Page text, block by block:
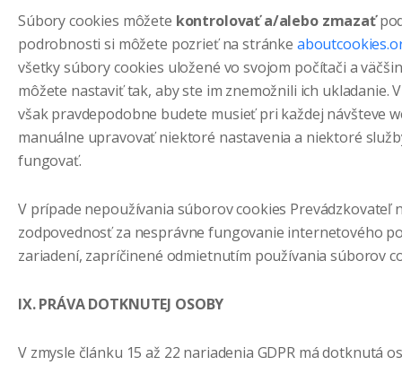
Súbory cookies môžete kontrolovať a/alebo zmazať
podrobnosti si môžete pozrieť na stránke
všetky súbory cookies uložené vo svojom počítači a
môžete nastaviť tak, aby ste im znemožnili ich ukladanie.
však pravdepodobne budete musieť pri každej návšteve
manuálne upravovať niektoré nastavenia a niektoré
fungovať.
V prípade nepoužívania súborov cookies Prevádzkovateľ
zodpovednosť za nesprávne fungovanie internetového
zariadení, zapríčinené odmietnutím používania súborov
IX. PRÁVA DOTKNUTEJ OSOBY
V zmysle článku 15 až 22 nariadenia GDPR má dotknutá